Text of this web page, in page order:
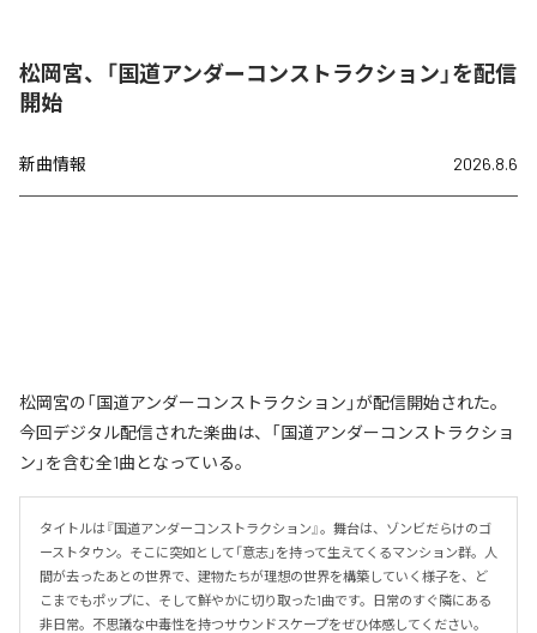
松岡宮、「国道アンダーコンストラクション」を配信
開始
新曲情報 2026.8.6
松岡宮の「国道アンダーコンストラクション」が配信開始された。
今回デジタル配信された楽曲は、「国道アンダーコンストラクショ
ン」を含む全1曲となっている。
タイトルは『国道アンダーコンストラクション』。舞台は、ゾンビだらけのゴ
ーストタウン。そこに突如として「意志」を持って生えてくるマンション群。人
間が去ったあとの世界で、建物たちが理想の世界を構築していく様子を、ど
こまでもポップに、そして鮮やかに切り取った1曲です。日常のすぐ隣にある
非日常。不思議な中毒性を持つサウンドスケープをぜひ体感してください。